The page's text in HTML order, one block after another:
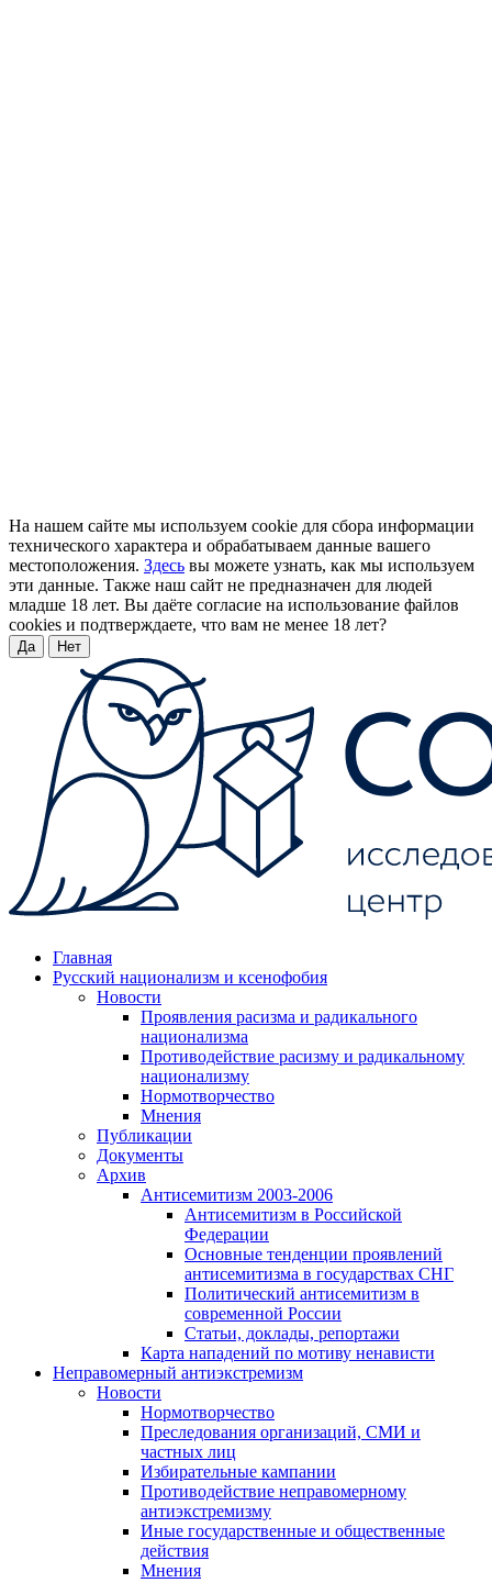
На нашем сайте мы используем cookie для сбора информации
технического характера и обрабатываем данные вашего
местоположения. Здесь вы можете узнать, как мы используем
эти данные. Также наш сайт не предназначен для людей
младше 18 лет. Вы даёте согласие на использование файлов
cookies и подтверждаете, что вам не менее 18 лет?
Да Нет
Главная
Русский национализм и ксенофобия
Новости
Проявления расизма и радикального
национализма
Противодействие расизму и радикальному
национализму
Нормотворчество
Мнения
Публикации
Документы
Архив
Антисемитизм 2003-2006
Антисемитизм в Российской
Федерации
Основные тенденции проявлений
антисемитизма в государствах СНГ
Политический антисемитизм в
современной России
Статьи, доклады, репортажи
Карта нападений по мотиву ненависти
Неправомерный антиэкстремизм
Новости
Нормотворчество
Преследования организаций, СМИ и
частных лиц
Избирательные кампании
Противодействие неправомерному
антиэкстремизму
Иные государственные и общественные
действия
Мнения